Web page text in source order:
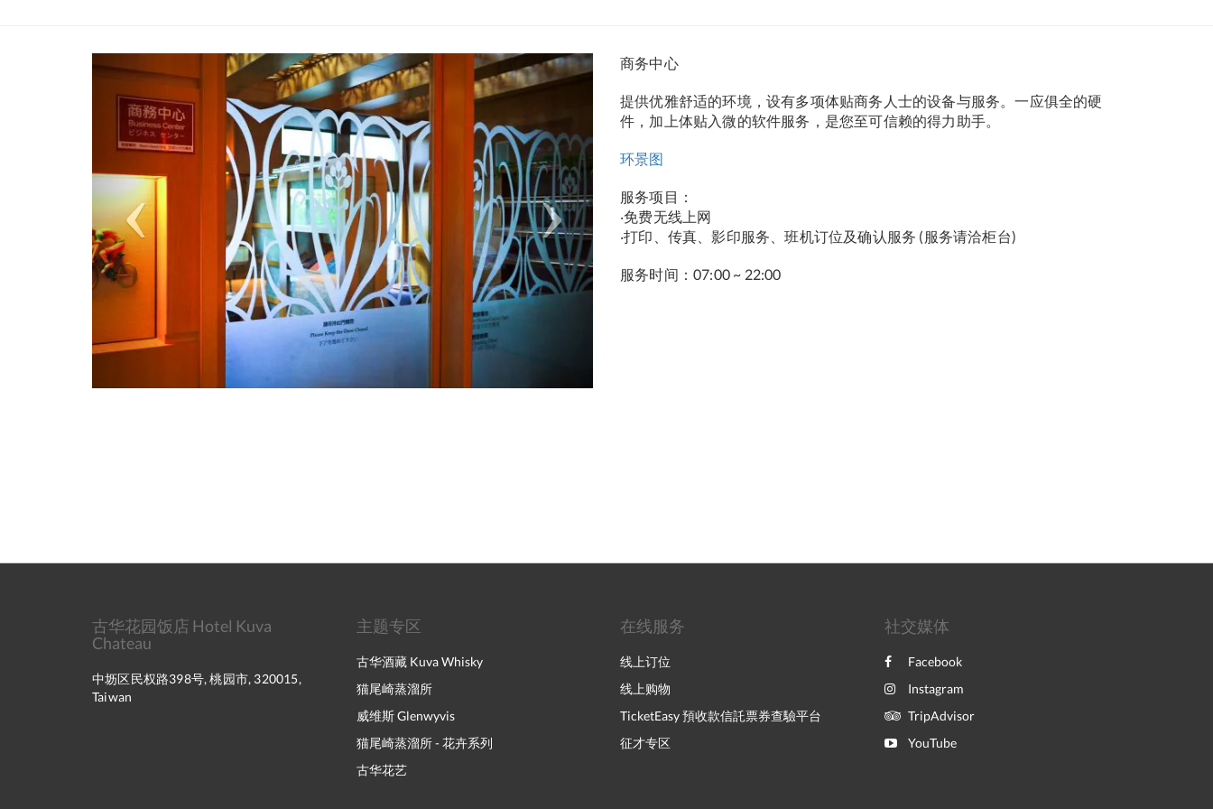
Previous Next 商务中心
提供优雅舒适的环境，设有多项体贴商务人士的设备与服务。一应俱全的硬
件，加上体贴入微的软件服务，是您至可信赖的得力助手。
环景图
服务项目：
‧免费无线上网
‧打印、传真、影印服务、班机订位及确认服务 (服务请洽柜台)
服务时间：07:00 ~ 22:00
古华花园饭店 Hotel Kuva
Chateau
中坜区民权路398号, 桃园市, 320015,
Taiwan
主题专区
古华酒藏 Kuva Whisky
猫尾崎蒸溜所
威维斯 Glenwyvis
猫尾崎蒸溜所 - 花卉系列
古华花艺
在线服务
线上订位
线上购物
TicketEasy 預收款信託票券查驗平台
征才专区
社交媒体
Facebook
Instagram
TripAdvisor
YouTube